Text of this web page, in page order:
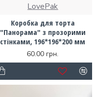
LovePak
Коробка для торта
"Панорама" з прозорими
стінками, 196*196*200 мм
60.00 грн.